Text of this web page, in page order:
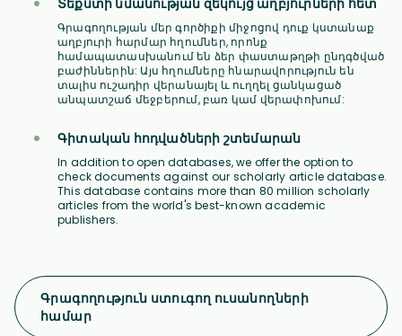
Տեքստի նմանության զեկույց աղբյուրների հետ
Գրագողության մեր գործիքի միջոցով դուք կստանաք
աղբյուրի հարմար հղումներ, որոնք
համապատասխանում են ձեր փաստաթղթի ընդգծված
բաժիններին: Այս հղումները հնարավորություն են
տալիս ուշադիր վերանայել և ուղղել ցանկացած
անպատշաճ մեջբերում, բառ կամ վերափոխում:
Գիտական հոդվածների շտեմարան
In addition to open databases, we offer the option to
check documents against our scholarly article database.
This database contains more than 80 million scholarly
articles from the world's best-known academic
publishers.
Գրագողություն ստուգող ուսանողների
համար